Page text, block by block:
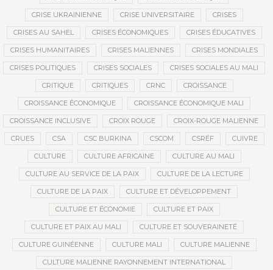
CRISE UKRAINIENNE CRISE UNIVERSITAIRE CRISES
CRISES AU SAHEL CRISES ÉCONOMIQUES CRISES ÉDUCATIVES
CRISES HUMANITAIRES CRISES MALIENNES CRISES MONDIALES
CRISES POLITIQUES CRISES SOCIALES CRISES SOCIALES AU MALI
CRITIQUE CRITIQUES CRNC CROISSANCE
CROISSANCE ÉCONOMIQUE CROISSANCE ÉCONOMIQUE MALI
CROISSANCE INCLUSIVE CROIX ROUGE CROIX-ROUGE MALIENNE
CRUES CSA CSC BURKINA CSCOM CSRÉF CUIVRE
CULTURE CULTURE AFRICAINE CULTURE AU MALI
CULTURE AU SERVICE DE LA PAIX CULTURE DE LA LECTURE
CULTURE DE LA PAIX CULTURE ET DÉVELOPPEMENT
CULTURE ET ÉCONOMIE CULTURE ET PAIX
CULTURE ET PAIX AU MALI CULTURE ET SOUVERAINETÉ
CULTURE GUINÉENNE CULTURE MALI CULTURE MALIENNE
CULTURE MALIENNE RAYONNEMENT INTERNATIONAL